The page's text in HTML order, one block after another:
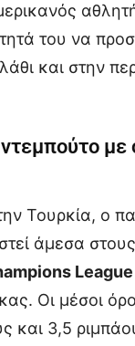
του να
και στην
με
Τουρκία, ο
άμεσα
League
Οι μέσοι
και 3,5